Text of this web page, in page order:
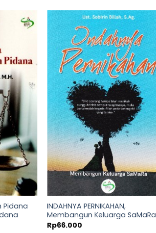
Pidana
INDAHNYA PERNIKAHAN,
Membangun Keluarga SaMaRa
Rp66.000